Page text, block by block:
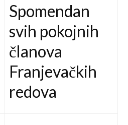
Spomendan
svih pokojnih
članova
Franjevačkih
redova